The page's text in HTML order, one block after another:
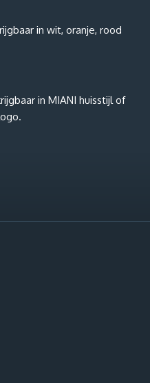
in wit, oranje, rood
in MIANI huisstijl of